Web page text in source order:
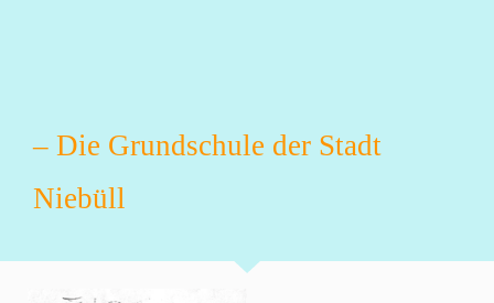
– Die Grundschule der Stadt
Niebüll